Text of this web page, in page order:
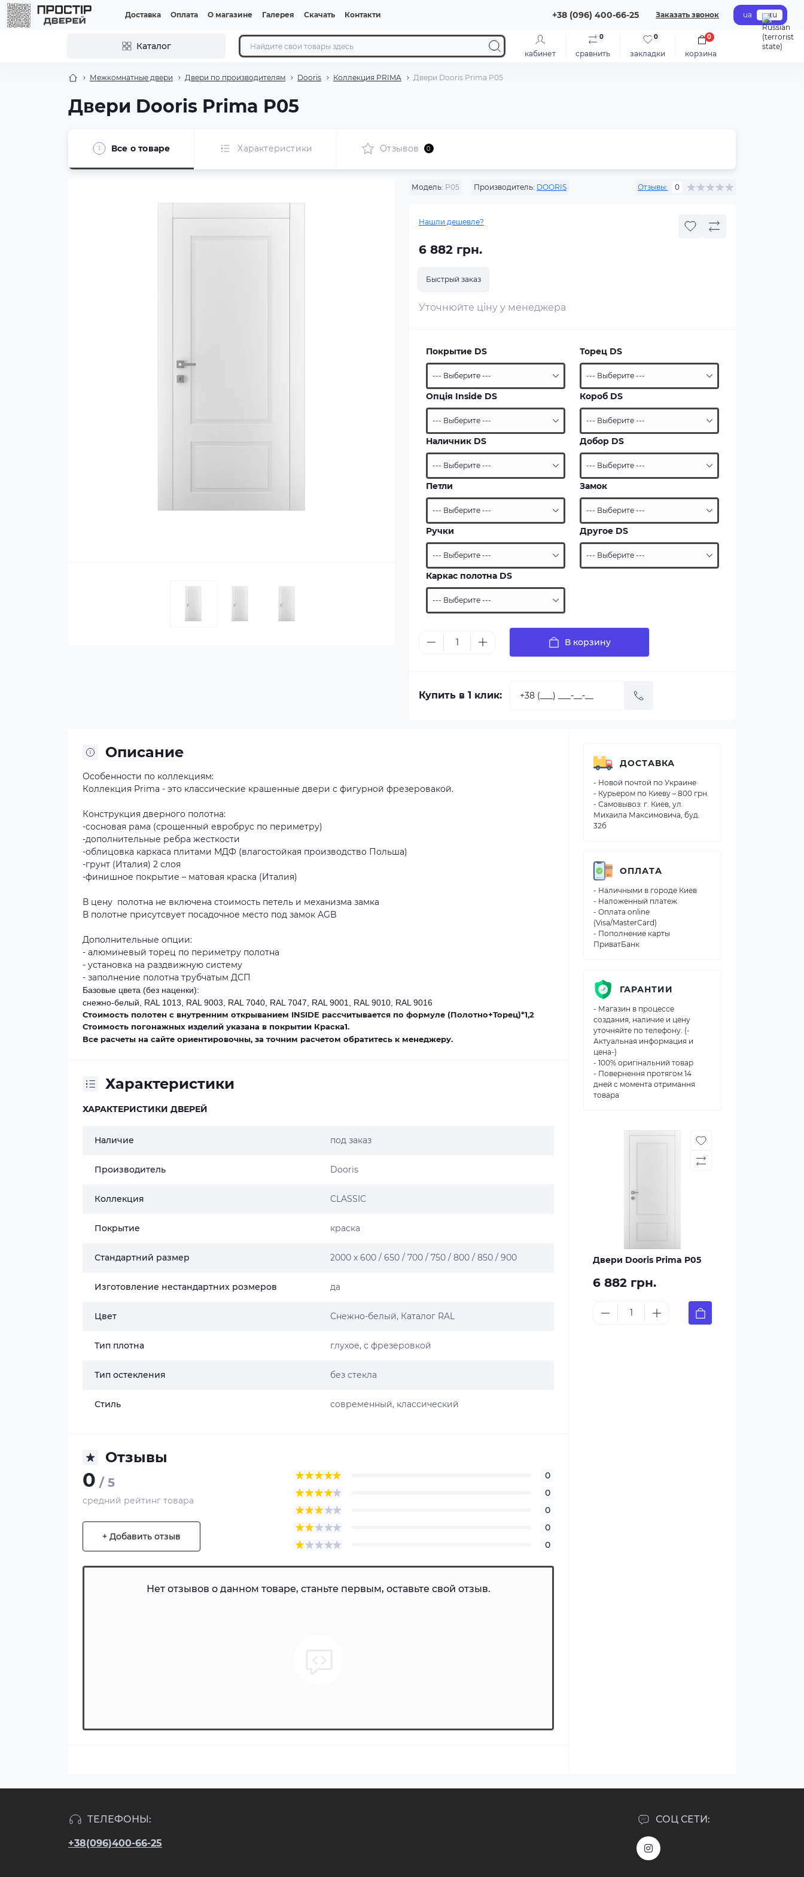
Доставка Оплата О магазине Галерея Скачать Контакти +38 (096) 400-66-25 Заказать звонок ua ru
Каталог
кабинет сравнить
0
закладки
0
корзина
0
Межкомнатные двери Двери по производителям Dooris Коллекция PRIMA Двери Dooris Prima P05
Двери Dooris Prima P05
Все о товаре Характеристики Отзывов 0
Модель: P05 Производитель: DOORIS Отзывы: 0
Нашли дешевле?
6 882 грн.
Быстрый заказ
Уточнюйте ціну у менеджера
Покрытие DS Торец DS
Опція Inside DS Короб DS
Наличник DS Добор DS
Петли Замок
Ручки Другое DS
Каркас полотна DS
В корзину
Купить в 1 клик:
Описание
Особенности по коллекциям:
Коллекция Prima - это классические крашенные двери с фигурной фрезеровакой.
Конструкция дверного полотна:
-сосновая рама (срощенный евробрус по периметру)
-дополнительные ребра жесткости
-облицовка каркаса плитами МДФ (влагостойкая производство Польша)
-грунт (Италия) 2 слоя
-финишное покрытие – матовая краска (Италия)
В цену полотна не включена стоимость петель и механизма замка
В полотне присутсвует посадочное место под замок AGB
Дополнительные опции:
- алюминевый торец по периметру полотна
- установка на раздвижную систему
- заполнение полотна трубчатым ДСП
Базовые цвета (без наценки):
снежно-белый, RAL 1013, RAL 9003, RAL 7040, RAL 7047, RAL 9001, RAL 9010, RAL 9016
Стоимость полотен с внутренним открыванием INSIDE рассчитывается по формуле (Полотно+Торец)*1,2
Стоимость погонажных изделий указана в покрытии Краска1.
Все расчеты на сайте ориентировочны, за точним расчетом обратитесь к менеджеру.
Характеристики
ХАРАКТЕРИСТИКИ ДВЕРЕЙ
Наличие под заказ
Производитель Dooris
Коллекция CLASSIC
Покрытие краска
Стандартний размер 2000 х 600 / 650 / 700 / 750 / 800 / 850 / 900
Изготовление нестандартних розмеров да
Цвет Снежно-белый, Каталог RAL
Тип плотна глухое, с фрезеровкой
Тип остекления без стекла
Стиль современный, классический
Отзывы
0 / 5
средний рейтинг товара
+ Добавить отзыв
0
0
0
0
0
Нет отзывов о данном товаре, станьте первым, оставьте свой отзыв.
ДОСТАВКА
- Новой почтой по Украине
- Курьером по Киеву – 800 грн.
- Самовывоз: г. Киев, ул.
Михаила Максимовича, буд.
32б
ОПЛАТА
- Наличными в городе Киев
- Наложенный платеж
- Оплата online
(Visa/MasterCard)
- Пополнение карты
ПриватБанк
ГАРАНТИИ
- Магазин в процессе
создания, наличие и цену
уточняйте по телефону. (-
Актуальная информация и
цена-)
- 100% оригінальний товар
- Повернення протягом 14
дней с момента отримання
товара
Двери Dooris Prima P05
6 882 грн.
ТЕЛЕФОНЫ:
+38(096)400-66-25
СОЦ СЕТИ: